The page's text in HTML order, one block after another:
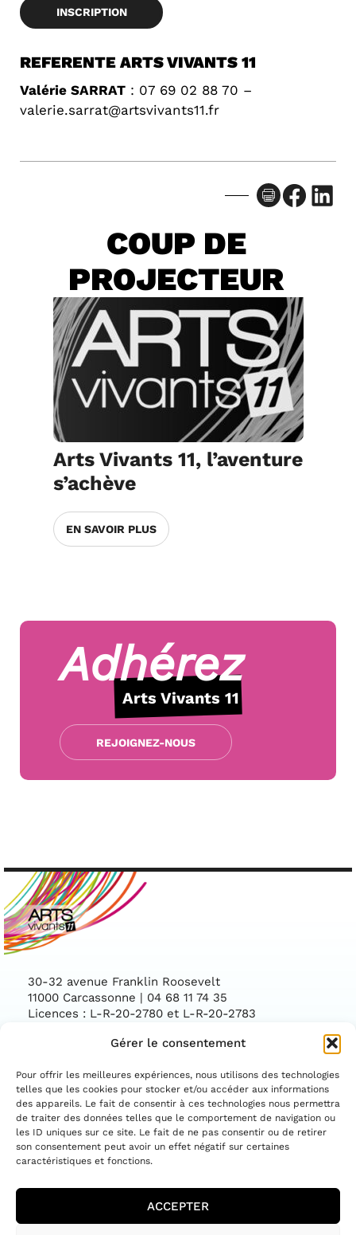
Gérer le consentement
Pour offrir les meilleures expériences, nous utilisons des technologies
telles que les cookies pour stocker et/ou accéder aux informations
des appareils. Le fait de consentir à ces technologies nous permettra
de traiter des données telles que le comportement de navigation ou
les ID uniques sur ce site. Le fait de ne pas consentir ou de retirer
son consentement peut avoir un effet négatif sur certaines
caractéristiques et fonctions.
ACCEPTER
INSCRIPTION
REFERENTE ARTS VIVANTS 11
Valérie SARRAT : 07 69 02 88 70 –
valerie.sarrat@artsvivants11.fr
Facebook LinkedIn
COUP DE
PROJECTEUR
Arts Vivants 11, l’aventure
s’achève
EN SAVOIR PLUS
Adhérez
Arts Vivants 11
REJOIGNEZ-NOUS
30-32 avenue Franklin Roosevelt
11000 Carcassonne | 04 68 11 74 35
Licences : L-R-20-2780 et L-R-20-2783
Facebook
ASSOCIATION CONVENTIONNÉE PAR LE
DÉPARTEMENT DE L'AUDE ET LA DIRECTION
RÉGIONALE DES AFFAIRES CULTURELLES